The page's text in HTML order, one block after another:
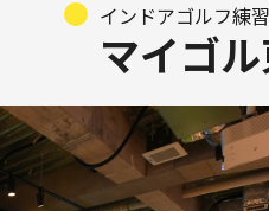
インドアゴルフ練
マイゴ